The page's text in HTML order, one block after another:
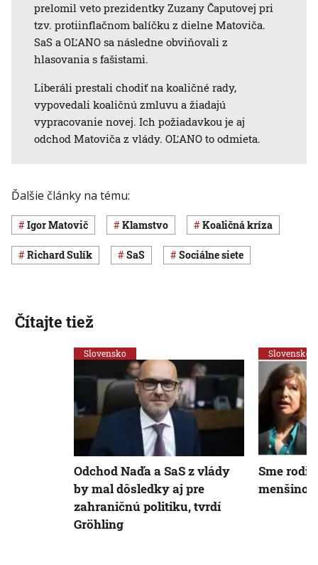
prelomil veto prezidentky Zuzany Čaputovej pri
tzv. protiinflačnom balíčku z dielne Matoviča.
SaS a OĽANO sa následne obviňovali z
hlasovania s fašistami.
Liberáli prestali chodiť na koaličné rady,
vypovedali koaličnú zmluvu a žiadajú
vypracovanie novej. Ich požiadavkou je aj
odchod Matoviča z vlády. OĽANO to odmieta.
Ďalšie články na tému:
Igor Matovič klamstvo koaličná kríza
Richard Sulík SaS sociálne siete
Čítajte tiež
Slovensko
Odchod Naďa a SaS z vlády
by mal dôsledky aj pre
zahraničnú politiku, tvrdí
Gröhling
Slovensko
Sme